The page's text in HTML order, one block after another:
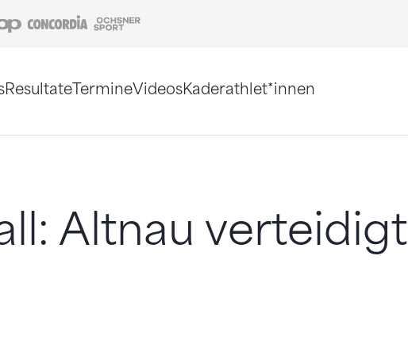
Coop Concordia
ResultateTermineVideosKaderathlet*innen
Altnau verteidigt